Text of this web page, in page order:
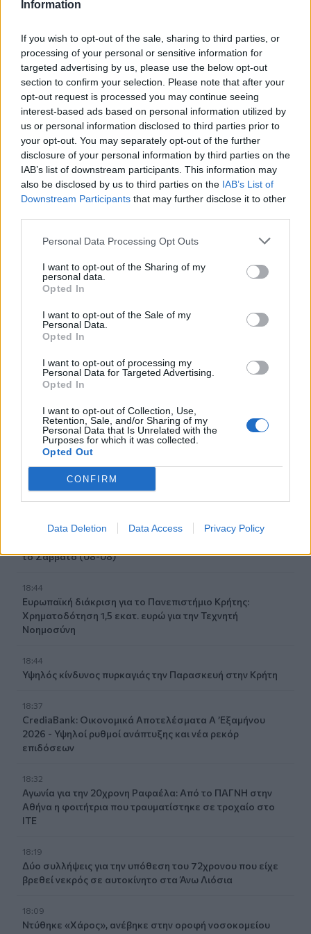
Information
If you wish to opt-out of the sale, sharing to third parties, or
processing of your personal or sensitive information for
targeted advertising by us, please use the below opt-out
section to confirm your selection. Please note that after your
opt-out request is processed you may continue seeing
interest-based ads based on personal information utilized by
us or personal information disclosed to third parties prior to
your opt-out. You may separately opt-out of the further
disclosure of your personal information by third parties on the
IAB’s list of downstream participants. This information may
also be disclosed by us to third parties on the IAB’s List of
Downstream Participants that may further disclose it to other
Personal Data Processing Opt Outs
I want to opt-out of the Sharing of my
personal data.
Opted In
I want to opt-out of the Sale of my
Personal Data.
Opted In
I want to opt-out of processing my
Personal Data for Targeted Advertising.
Opted In
I want to opt-out of Collection, Use,
Retention, Sale, and/or Sharing of my
Personal Data that Is Unrelated with the
Purposes for which it was collected.
Opted Out
CONFIRM
Data Deletion Data Access Privacy Policy
Σελιδοποίηση
Προηγούμενη σελίδα
Current page
Next page
Ροή ειδήσεων Δημοφιλή
19:33
Σενετάκης για ΒΟΑΚ: «Η Κρήτη αποκτά επιτέλους έναν
υπερσύγχρονο αυτοκινητόδρομο»
Ρέθυμνο: 19 κτίρια κρίθηκαν «κόκκινα» μετά τις φονικές
πυρκαγιές
Ειδοποίησε μόνη της το 112
Φωτιές στο Ρέθυμνο: Αποζημιώσεις και για τον
κατεστραμμένο εξοπλισμό άρδευσης
Κυψέλη: Η πρώτη δήλωση της οικογένειας της 38χρονης
Λίζα που βρέθηκε νεκρή
18:59
Καστέλλι: Παρουσία του υπ. Υποδομών Χρίστου Δήμα οι
το Σάββατο (08-08)
18:44
Ευρωπαϊκή διάκριση για το Πανεπιστήμιο Κρήτης:
Χρηματοδότηση 1,5 εκατ. ευρώ για την Τεχνητή
Νοημοσύνη
18:44
Υψηλός κίνδυνος πυρκαγιάς την Παρασκευή στην Κρήτη
18:37
CrediaBank: Οικονομικά Αποτελέσματα A ’Εξαμήνου
2026 - Υψηλοί ρυθμοί ανάπτυξης και νέα ρεκόρ
επιδόσεων
18:32
Αγωνία για την 20χρονη Ραφαέλα: Από το ΠΑΓΝΗ στην
Αθήνα η φοιτήτρια που τραυματίστηκε σε τροχαίο στο
ΙΤΕ
18:19
Δύο συλλήψεις για την υπόθεση του 72χρονου που είχε
βρεθεί νεκρός σε αυτοκίνητο στα Άνω Λιόσια
18:09
Ντύθηκε «Χάρος», ανέβηκε στην οροφή νοσοκομείου